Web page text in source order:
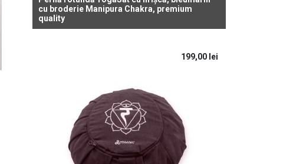
cu broderie Manipura Chakra, premium
quality
199,00 lei